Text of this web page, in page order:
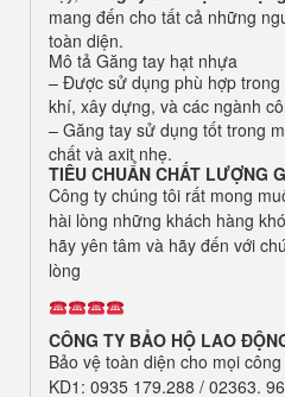
mang đến cho tất cả những
toàn diện.
Mô tả Găng tay hạt nhựa
– Được sử dụng phù hợp
khí, xây dựng, và các ngành
– Găng tay sử dụng tốt trong
chất và axit nhẹ.
TIÊU CHUẨN CHẤT LƯỢNG
Công ty chúng tôi rất mong
hài lòng những khách hàng
hãy yên tâm và hãy đến với
lòng
CÔNG TY BẢO HỘ LAO
Bảo vệ toàn diện cho mọi
KD1: 0935 179.288 / 02363.